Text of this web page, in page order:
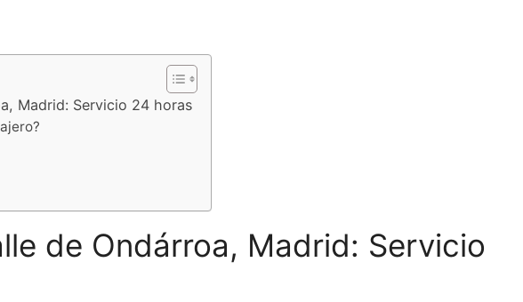
Madrid: Servicio 24 horas
de Ondárroa, Madrid: Servicio